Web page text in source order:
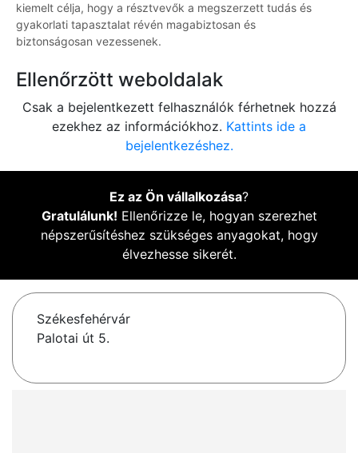
kiemelt célja, hogy a résztvevők a megszerzett tudás és
gyakorlati tapasztalat révén magabiztosan és
biztonságosan vezessenek.
Ellenőrzött weboldalak
Csak a bejelentkezett felhasználók férhetnek hozzá
ezekhez az információkhoz. Kattints ide a
bejelentkezéshez.
Ez az Ön vállalkozása?
Gratulálunk! Ellenőrizze le, hogyan szerezhet
népszerűsítéshez szükséges anyagokat, hogy
élvezhesse sikerét.
Székesfehérvár
Palotai út 5.